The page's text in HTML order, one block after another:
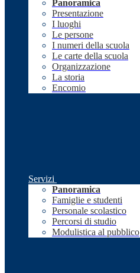
Panoramica
Presentazione
I luoghi
Le persone
I numeri della scuola
Le carte della scuola
Organizzazione
La storia
Encomio
Servizi
Panoramica
Famiglie e studenti
Personale scolastico
Percorsi di studio
Modulistica al pubblico